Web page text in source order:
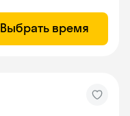
Выбрать время